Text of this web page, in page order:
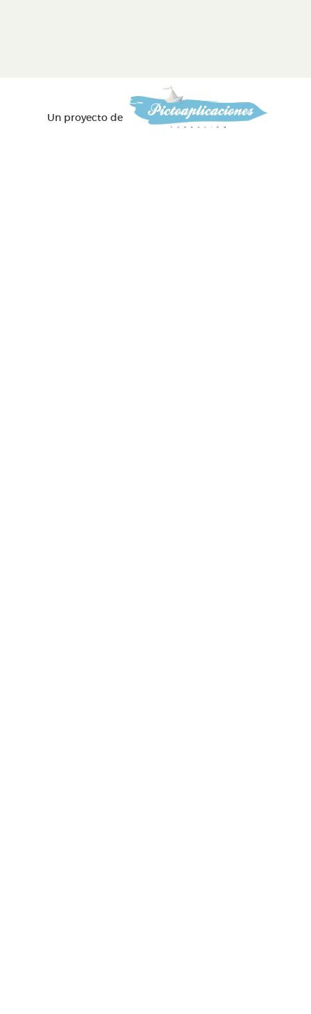
Un proyecto de